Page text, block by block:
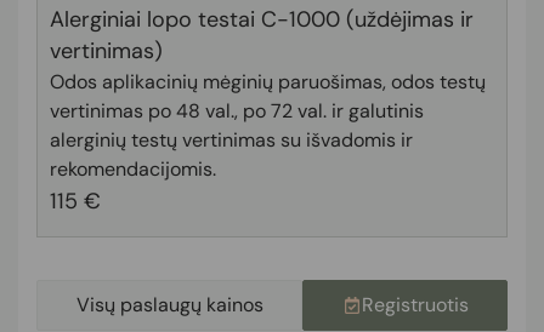
Alerginiai lopo testai C-1000 (uždėjimas ir
vertinimas)
Odos aplikacinių mėginių paruošimas, odos testų
vertinimas po 48 val., po 72 val. ir galutinis
alerginių testų vertinimas su išvadomis ir
rekomendacijomis.
115 €
Visų paslaugų kainos Registruotis